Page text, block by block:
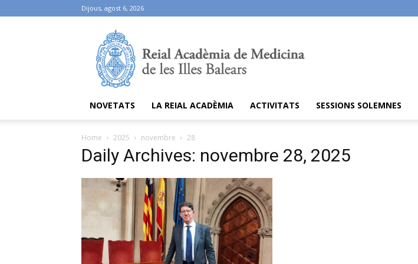
Dijous, agost 6, 2026
NOVETATS LA REIAL ACADÈMIA ACTIVITATS SESSIONS SOLEMNES
Home 2025 novembre 28
Daily Archives: novembre 28, 2025